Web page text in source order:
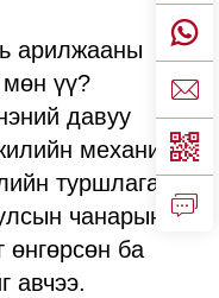
арилжааны
үү?
давуу
механик
туршлагатай
чанарын
өнгөрсөн ба
авчээ.